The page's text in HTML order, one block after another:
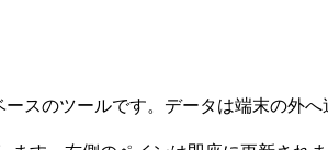
スのツールです。データは端末の外へ